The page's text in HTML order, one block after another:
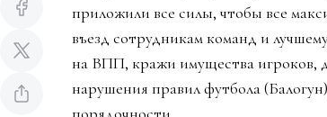
приложили все силы, чтобы все
въезд сотрудникам команд и
на ВПП, кражи имущества игроков,
нарушения правил футбола